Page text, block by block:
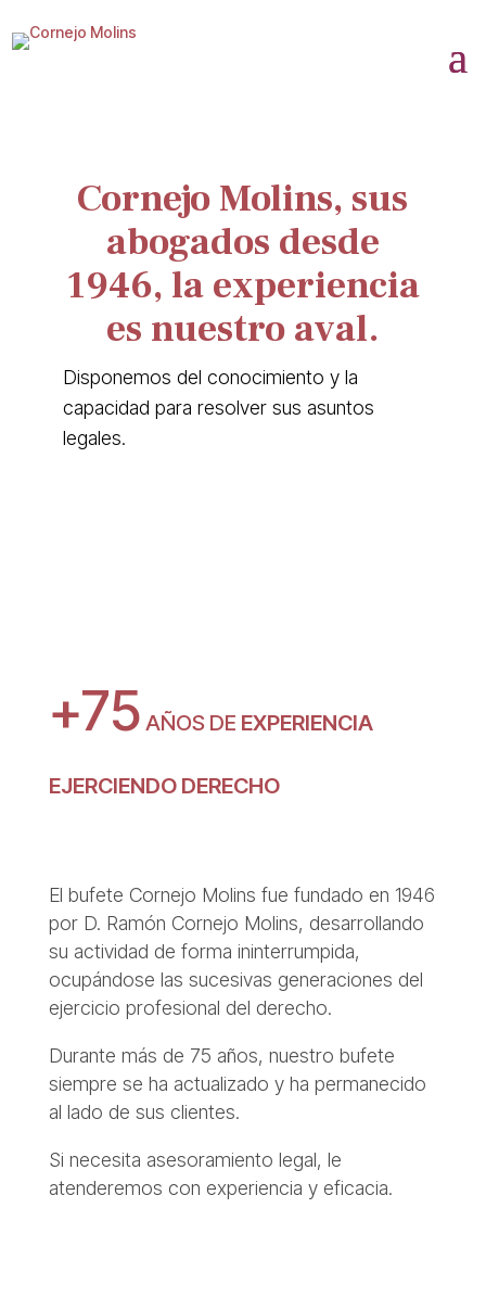
Cornejo Molins, sus
abogados desde
1946, la experiencia
es nuestro aval.
Disponemos del conocimiento y la
capacidad para resolver sus asuntos
legales.
+75 AÑOS DE EXPERIENCIA
EJERCIENDO DERECHO
El bufete Cornejo Molins fue fundado en 1946
por D. Ramón Cornejo Molins, desarrollando
su actividad de forma ininterrumpida,
ocupándose las sucesivas generaciones del
ejercicio profesional del derecho.
Durante más de 75 años, nuestro bufete
siempre se ha actualizado y ha permanecido
al lado de sus clientes.
Si necesita asesoramiento legal, le
atenderemos con experiencia y eficacia.